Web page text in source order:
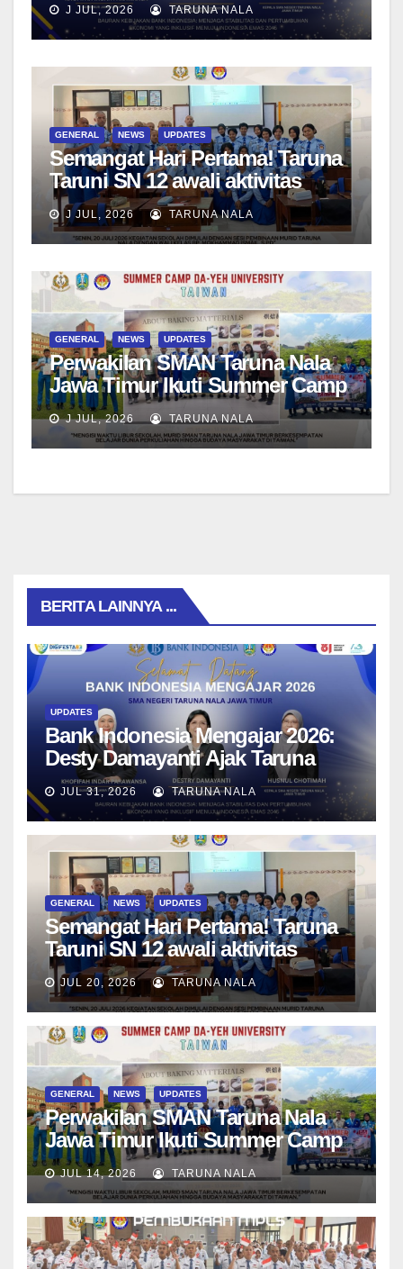
Menjadi Generasi Pemimpin
Berwawasan Global
J JUL, 2026 TARUNA NALA
GENERAL NEWS UPDATES
Semangat Hari Pertama! Taruna
Taruni SN 12 awali aktivitas
bersama Wali Kelas dan Tes
Asesmen Diagnostik
J JUL, 2026 TARUNA NALA
GENERAL NEWS UPDATES
Perwakilan SMAN Taruna Nala
Jawa Timur Ikuti Summer Camp
di Da-Yeh University, Taiwan
J JUL, 2026 TARUNA NALA
BERITA LAINNYA ...
UPDATES
Bank Indonesia Mengajar 2026:
Desty Damayanti Ajak Taruna
SMAN Taruna Nala Jawa Timur
Menjadi Generasi Pemimpin
Berwawasan Global
JUL 31, 2026 TARUNA NALA
GENERAL NEWS UPDATES
Semangat Hari Pertama! Taruna
Taruni SN 12 awali aktivitas
bersama Wali Kelas dan Tes
Asesmen Diagnostik
JUL 20, 2026 TARUNA NALA
GENERAL NEWS UPDATES
Perwakilan SMAN Taruna Nala
Jawa Timur Ikuti Summer Camp
di Da-Yeh University, Taiwan
JUL 14, 2026 TARUNA NALA